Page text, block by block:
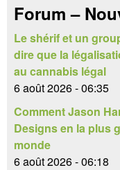
i
r
e
d
e
r
e
r
Forum –
Le shérif et un
dire que la
au cannabis légal
6 août 2026 - 06:35
Comment Jason
Designs en la plus
monde
6 août 2026 - 06:18